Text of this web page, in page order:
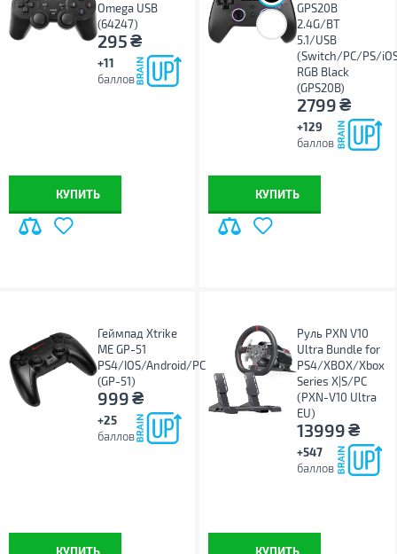
Omega USB
(64247)
295₴
+11
баллов
КУПИТЬ
GPS20B
2.4G/BT
5.1/USB
(Switch/PC/PS/
RGB Black
(GPS20B)
2799₴
+129
баллов
КУПИТЬ
Геймпад Xtrike
ME GP-51
PS4/IOS/Android/PC
(GP-51)
999₴
+25
баллов
КУПИТЬ
Руль PXN V10
Ultra Bundle for
PS4/XBOX/Xbox
Series X|S/PC
(PXN-V10 Ultra
EU)
13999₴
+547
баллов
КУПИТЬ